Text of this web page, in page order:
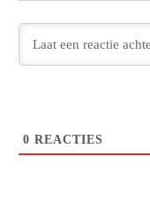
0 REACTIES